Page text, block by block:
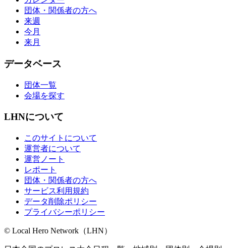
団体・関係者の方へ
来週
今月
来月
データベース
団体一覧
会場を探す
LHNについて
このサイトについて
運営者について
運営ノート
レポート
団体・関係者の方へ
サービス利用規約
データ削除ポリシー
プライバシーポリシー
© Local Hero Network（LHN）